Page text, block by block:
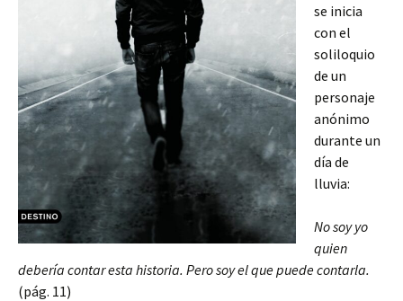
se inicia
con el
soliloquio
de un
personaje
anónimo
durante un
día de
lluvia:
No soy yo
quien
debería contar esta historia. Pero soy el que puede contarla.
(pág. 11)